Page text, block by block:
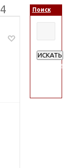
Поиск
ИСКАТЬ